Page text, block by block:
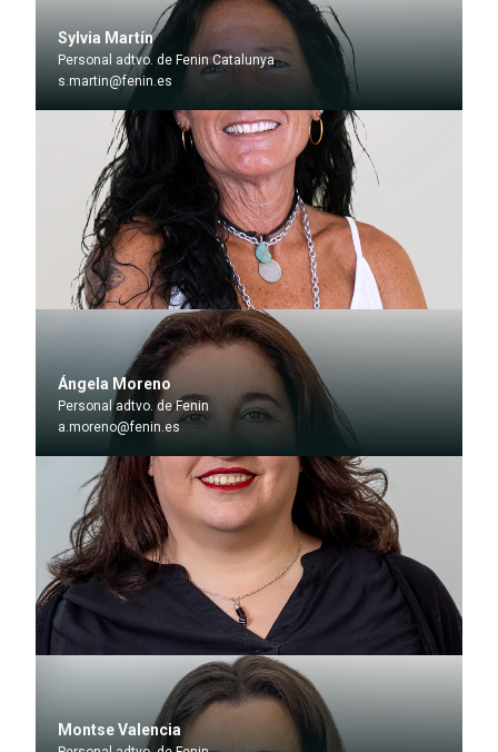
Sylvia Martín
Personal adtvo. de Fenin Catalunya
s.martin@fenin.es
Ángela Moreno
Personal adtvo. de Fenin
a.moreno@fenin.es
Montse Valencia